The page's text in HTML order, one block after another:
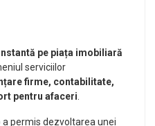
pe piața imobiliară
serviciilor
firme, contabilitate,
pentru afaceri
permis dezvoltarea unei